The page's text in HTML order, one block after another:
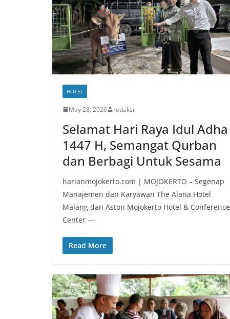
HOTEL
May 28, 2026 redaksi
Selamat Hari Raya Idul Adha
1447 H, Semangat Qurban
dan Berbagi Untuk Sesama
harianmojokerto.com | MOJOKERTO – Segenap
Manajemen dan Karyawan The Alana Hotel
Malang dan Aston Mojokerto Hotel & Conference
Center —
Read More